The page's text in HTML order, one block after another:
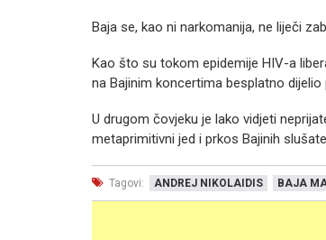
Baja se, kao ni narkomanija, ne liječi
Kao što su tokom epidemije HIV-a
na Bajinim koncertima besplatno dijelio
U drugom čovjeku je lako vidjeti
metaprimitivni jed i prkos Bajinih
Tagovi: ANDREJ NIKOLAIDIS BAJA